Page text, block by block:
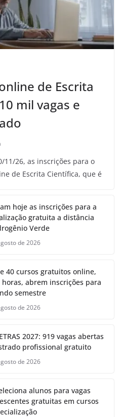
de Escrita
mil vagas e
11/26, as inscrições para o
de Escrita Científica, que é
hoje as inscrições para a
gratuita a distância
Verde
de 2026
40 cursos gratuitos online,
horas, abrem inscrições para
semestre
de 2026
2027: 919 vagas abertas
profissional gratuito
de 2026
alunos para vagas
gratuitas em cursos